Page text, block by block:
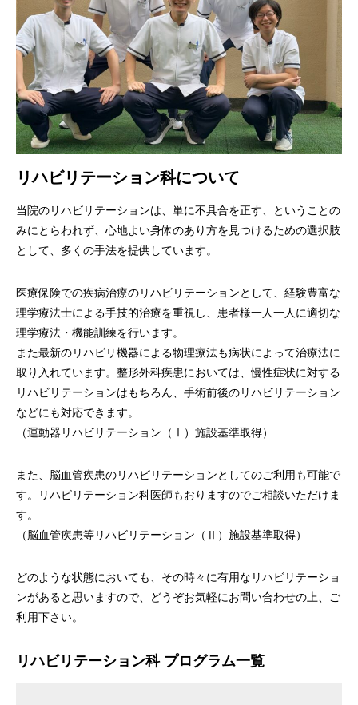
リハビリテーション科について
当院のリハビリテーションは、単に不具合を正す、ということの
みにとらわれず、心地よい身体のあり方を見つけるための選択肢
として、多くの手法を提供しています。
医療保険での疾病治療のリハビリテーションとして、経験豊富な
理学療法士による手技的治療を重視し、患者様一人一人に適切な
理学療法・機能訓練を行います。
また最新のリハビリ機器による物理療法も病状によって治療法に
取り入れています。整形外科疾患においては、慢性症状に対する
リハビリテーションはもちろん、手術前後のリハビリテーション
などにも対応できます。
（運動器リハビリテーション（Ⅰ）施設基準取得）
また、脳血管疾患のリハビリテーションとしてのご利用も可能で
す。リハビリテーション科医師もおりますのでご相談いただけま
す。
（脳血管疾患等リハビリテーション（Ⅱ）施設基準取得）
どのような状態においても、その時々に有用なリハビリテーショ
ンがあると思いますので、どうぞお気軽にお問い合わせの上、ご
利用下さい。
リハビリテーション科 プログラム一覧